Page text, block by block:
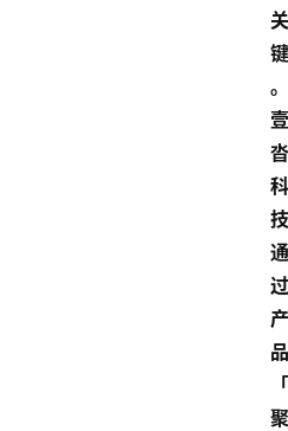
关
键
。
壹
沓
科
技
通
过
产
品
「
聚